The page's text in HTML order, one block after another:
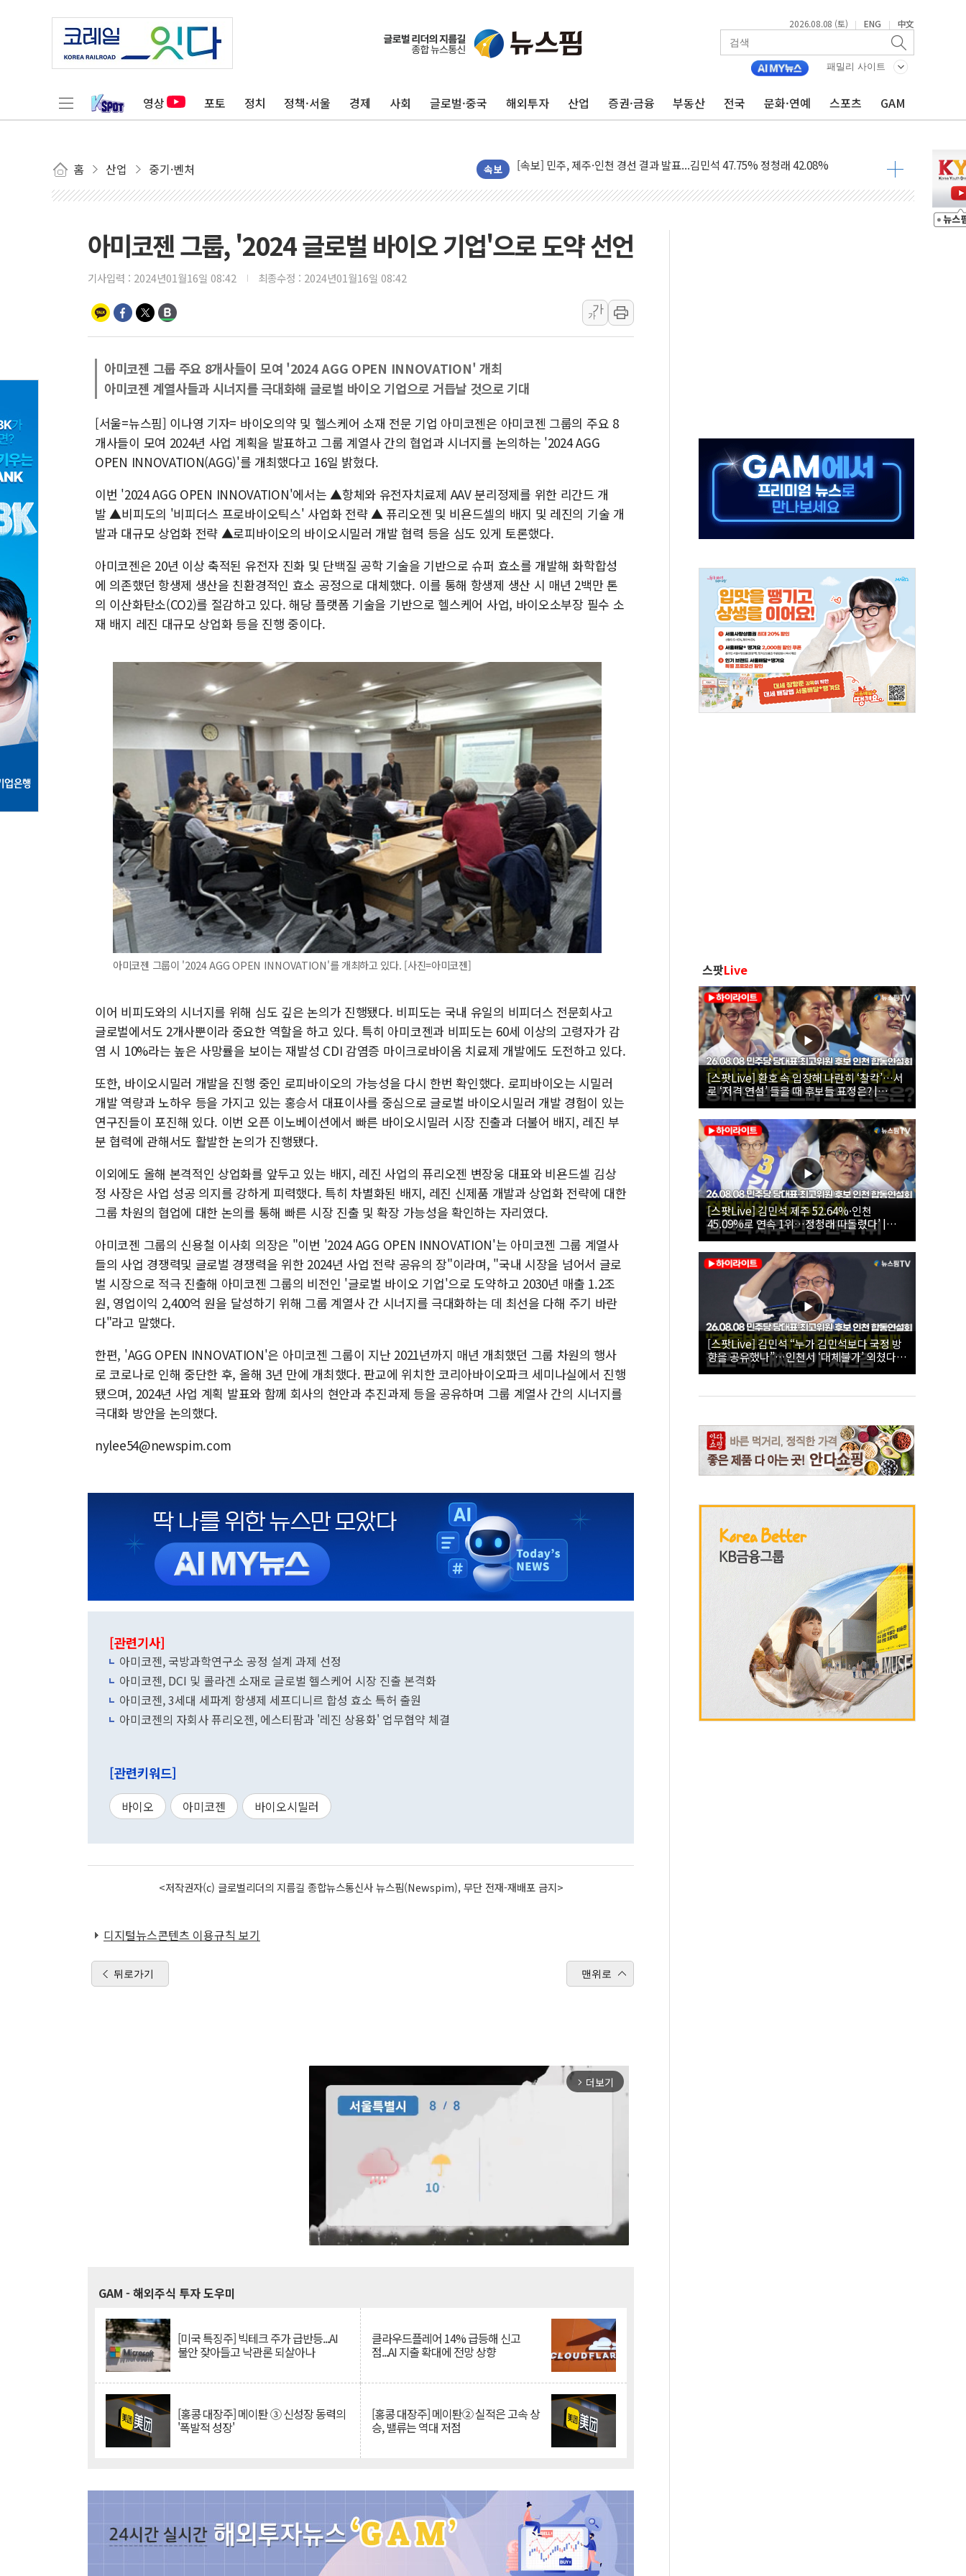
2026.08.08 (토) | ENG | 中文
패밀리 사이트
영상 포토 정치 정책·서울 경제 사회 글로벌·중국 해외투자 산업 증권·금융 부동산 전국 문화·연예 스포츠 GAM
홈 산업 중기·벤처 속보
울진·영덕 '호우특보'-포항 '산사태 주의보'...경북도, 호우 피해·통제구간 없어
[종합] 김민석, 정청래에 '0.86%p' 차 재역전 성공...金 45.42% vs 鄭 44.56%
김민석, 2주차 제주·인천 경선서 정청래에 승리...47.75% vs 42.08%
인사하는 김민석 당대표 후보
[속보] 민주, 인천 경선 결과 발표...김민석 45.09% 정청래 43.27% 송영길 11.63%
[속보] 민주, 제주 경선 결과 발표...김민석 52.64% 정청래 39.89% 송영길 7.47%
美, 이란전 출구전략 만지작…공습 한계·탄약 부족 현실화
강릉·동해·삼척 시간당 최대 50㎜ 폭우…강원 동해안 강한 비 이어져
서울 중랑구 주택가서 흉기 난동…60대 남성 2명 숨져
李대통령 "결혼 때문에 손해 보는 일 없게"…'결혼 페널티' 22개 과제 손본다
여수 오동도 인근 해상서 모터보트 전복…1명 사망·1명 실종
인천 선재도 갯벌서 해루질 중 실종 60대 나흘만에 숨진 채 발견
'화합' 꺼낸 김민석에 '뻔뻔' 받아친 정청래…제주 연설서 신경전 고조
李대통령, ISA 개편 재검토 지시…與 "적극 환영"·野 "졸속 국정"
아미코젠 그룹, '2024 글로벌 바이오 기업'으로 도약 선언
기사입력 : 2024년01월16일 08:42 최종수정 : 2024년01월16일 08:42
가
가
아미코젠 그룹 주요 8개사들이 모여 '2024 AGG OPEN INNOVATION' 개최
아미코젠 계열사들과 시너지를 극대화해 글로벌 바이오 기업으로 거듭날 것으로 기대
[서울=뉴스핌] 이나영 기자= 바이오의약 및 헬스케어 소재 전문 기업 아미코젠은 아미코젠 그룹의 주요 8
개사들이 모여 2024년 사업 계획을 발표하고 그룹 계열사 간의 협업과 시너지를 논의하는 '2024 AGG
OPEN INNOVATION(AGG)'를 개최했다고 16일 밝혔다.
이번 '2024 AGG OPEN INNOVATION'에서는 ▲항체와 유전자치료제 AAV 분리정제를 위한 리간드 개
발 ▲비피도의 '비피더스 프로바이오틱스' 사업화 전략 ▲ 퓨리오젠 및 비욘드셀의 배지 및 레진의 기술 개
발과 대규모 상업화 전략 ▲로피바이오의 바이오시밀러 개발 협력 등을 심도 있게 토론했다.
아미코젠은 20년 이상 축적된 유전자 진화 및 단백질 공학 기술을 기반으로 슈퍼 효소를 개발해 화학합성
에 의존했던 항생제 생산을 친환경적인 효소 공정으로 대체했다. 이를 통해 항생제 생산 시 매년 2백만 톤
의 이산화탄소(CO2)를 절감하고 있다. 해당 플랫폼 기술을 기반으로 헬스케어 사업, 바이오소부장 필수 소
재 배지 레진 대규모 상업화 등을 진행 중이다.
아미코젠 그룹이 '2024 AGG OPEN INNOVATION'를 개최하고 있다. [사진=아미코젠]
이어 비피도와의 시너지를 위해 심도 깊은 논의가 진행됐다. 비피도는 국내 유일의 비피더스 전문회사고
글로벌에서도 2개사뿐이라 중요한 역할을 하고 있다. 특히 아미코젠과 비피도는 60세 이상의 고령자가 감
염 시 10%라는 높은 사망률을 보이는 재발성 CDI 감염증 마이크로바이옴 치료제 개발에도 도전하고 있다.
또한, 바이오시밀러 개발을 진행 중인 로피바이오의 가능성을 다시 한번 확인했다. 로피바이오는 시밀러
개발 역량과 노하우 등을 가지고 있는 홍승서 대표이사를 중심으로 글로벌 바이오시밀러 개발 경험이 있는
연구진들이 포진해 있다. 이번 오픈 이노베이션에서 빠른 바이오시밀러 시장 진출과 더불어 배지, 레진 부
분 협력에 관해서도 활발한 논의가 진행됐다.
이외에도 올해 본격적인 상업화를 앞두고 있는 배지, 레진 사업의 퓨리오젠 변장웅 대표와 비욘드셀 김상
정 사장은 사업 성공 의지를 강하게 피력했다. 특히 차별화된 배지, 레진 신제품 개발과 상업화 전략에 대한
그룹 차원의 협업에 대한 논의를 통해 빠른 시장 진출 및 확장 가능성을 확인하는 자리였다.
아미코젠 그룹의 신용철 이사회 의장은 "이번 '2024 AGG OPEN INNOVATION'는 아미코젠 그룹 계열사
들의 사업 경쟁력및 글로벌 경쟁력을 위한 2024년 사업 전략 공유의 장"이라며, "국내 시장을 넘어서 글로
벌 시장으로 적극 진출해 아미코젠 그룹의 비전인 '글로벌 바이오 기업'으로 도약하고 2030년 매출 1.2조
원, 영업이익 2,400억 원을 달성하기 위해 그룹 계열사 간 시너지를 극대화하는 데 최선을 다해 주기 바란
다"라고 말했다.
한편, 'AGG OPEN INNOVATION'은 아미코젠 그룹이 지난 2021년까지 매년 개최했던 그룹 차원의 행사
로 코로나로 인해 중단한 후, 올해 3년 만에 개최했다. 판교에 위치한 코리아바이오파크 세미나실에서 진행
됐으며, 2024년 사업 계획 발표와 함께 회사의 현안과 추진과제 등을 공유하며 그룹 계열사 간의 시너지를
극대화 방안을 논의했다.
nylee54@newspim.com
[관련기사]
아미코젠, 국방과학연구소 공정 설계 과제 선정
아미코젠, DCI 및 콜라겐 소재로 글로벌 헬스케어 시장 진출 본격화
아미코젠, 3세대 세파계 항생제 세프디니르 합성 효소 특허 출원
아미코젠의 자회사 퓨리오젠, 에스티팜과 '레진 상용화' 업무협약 체결
[관련키워드]
바이오 아미코젠 바이오시밀러
<저작권자(c) 글로벌리더의 지름길 종합뉴스통신사 뉴스핌(Newspim), 무단 전재-재배포 금지>
디지털뉴스콘텐츠 이용규칙 보기
뒤로가기 맨위로
arrow_forward_ios 더보기
GAM - 해외주식 투자 도우미
[미국 특징주] 빅테크 주가 급반등...AI
불안 잦아들고 낙관론 되살아나
클라우드플레어 14% 급등해 신고
점...AI 지출 확대에 전망 상향
[홍콩 대장주] 메이퇀 ③ 신성장 동력의
'폭발적 성장'
[홍콩 대장주] 메이퇀② 실적은 고속 상
승, 밸류는 역대 저점
스팟Live
[스팟Live] 환호 속 입장해 나란히 ‘찰칵’…서
로 ‘저격 연설’ 들을 때 후보들 표정은? |
26.08.08 더불어민주당 당대표·최고위원 후
보 인천 합동연설회
[스팟Live] 김민석 제주 52.64%·인천
45.09%로 연속 1위…정청래 따돌렸다’ |
26.08.08 더불어민주당 당대표·최고위원 후
보 인천 합동연설회
[스팟Live] 김민석 “누가 김민석보다 국정 방
향을 공유했나”…인천서 ‘대체불가’ 외쳤다 |
26.08.08 더불어민주당 당대표·최고위원 후